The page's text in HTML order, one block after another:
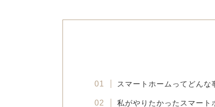
スマートホームってどんな
私がやりたかったスマート